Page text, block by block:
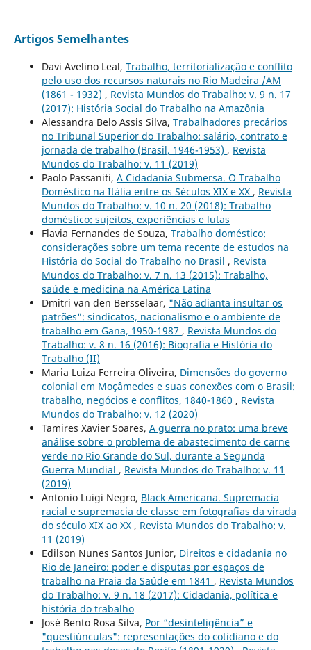
Artigos Semelhantes
Davi Avelino Leal, Trabalho, territorialização e conflito
pelo uso dos recursos naturais no Rio Madeira /AM
(1861 - 1932) , Revista Mundos do Trabalho: v. 9 n. 17
(2017): História Social do Trabalho na Amazônia
Alessandra Belo Assis Silva, Trabalhadores precários
no Tribunal Superior do Trabalho: salário, contrato e
jornada de trabalho (Brasil, 1946-1953) , Revista
Mundos do Trabalho: v. 11 (2019)
Paolo Passaniti, A Cidadania Submersa. O Trabalho
Doméstico na Itália entre os Séculos XIX e XX , Revista
Mundos do Trabalho: v. 10 n. 20 (2018): Trabalho
doméstico: sujeitos, experiências e lutas
Flavia Fernandes de Souza, Trabalho doméstico:
considerações sobre um tema recente de estudos na
História do Social do Trabalho no Brasil , Revista
Mundos do Trabalho: v. 7 n. 13 (2015): Trabalho,
saúde e medicina na América Latina
Dmitri van den Bersselaar, "Não adianta insultar os
patrões": sindicatos, nacionalismo e o ambiente de
trabalho em Gana, 1950-1987 , Revista Mundos do
Trabalho: v. 8 n. 16 (2016): Biografia e História do
Trabalho (II)
Maria Luiza Ferreira Oliveira, Dimensões do governo
colonial em Moçâmedes e suas conexões com o Brasil:
trabalho, negócios e conflitos, 1840-1860 , Revista
Mundos do Trabalho: v. 12 (2020)
Tamires Xavier Soares, A guerra no prato: uma breve
análise sobre o problema de abastecimento de carne
verde no Rio Grande do Sul, durante a Segunda
Guerra Mundial , Revista Mundos do Trabalho: v. 11
(2019)
Antonio Luigi Negro, Black Americana. Supremacia
racial e supremacia de classe em fotografias da virada
do século XIX ao XX , Revista Mundos do Trabalho: v.
11 (2019)
Edilson Nunes Santos Junior, Direitos e cidadania no
Rio de Janeiro: poder e disputas por espaços de
trabalho na Praia da Saúde em 1841 , Revista Mundos
do Trabalho: v. 9 n. 18 (2017): Cidadania, política e
história do trabalho
José Bento Rosa Silva, Por “desinteligência” e
"questiúnculas": representações do cotidiano e do